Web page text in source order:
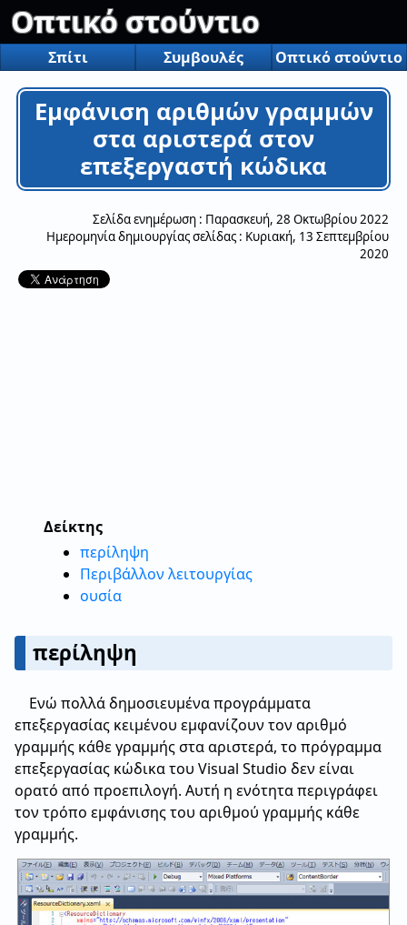
Οπτικό στούντιο
Σπίτι Συμβουλές Οπτικό στούντιο
Εμφάνιση αριθμών γραμμών
στα αριστερά στον
επεξεργαστή κώδικα
Σελίδα ενημέρωση : Παρασκευή, 28 Οκτωβρίου 2022
Ημερομηνία δημιουργίας σελίδας : Κυριακή, 13 Σεπτεμβρίου
2020
Δείκτης
περίληψη
Περιβάλλον λειτουργίας
ουσία
περίληψη
Ενώ πολλά δημοσιευμένα προγράμματα
επεξεργασίας κειμένου εμφανίζουν τον αριθμό
γραμμής κάθε γραμμής στα αριστερά, το πρόγραμμα
επεξεργασίας κώδικα του Visual Studio δεν είναι
ορατό από προεπιλογή. Αυτή η ενότητα περιγράφει
τον τρόπο εμφάνισης του αριθμού γραμμής κάθε
γραμμής.